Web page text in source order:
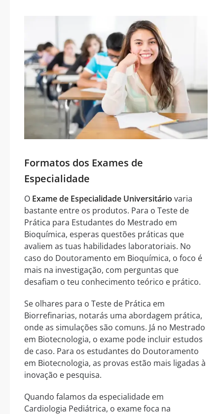
Formatos dos Exames de
Especialidade
O Exame de Especialidade Universitário varia
bastante entre os produtos. Para o Teste de
Prática para Estudantes do Mestrado em
Bioquímica, esperas questões práticas que
avaliem as tuas habilidades laboratoriais. No
caso do Doutoramento em Bioquímica, o foco é
mais na investigação, com perguntas que
desafiam o teu conhecimento teórico e prático.
Se olhares para o Teste de Prática em
Biorrefinarias, notarás uma abordagem prática,
onde as simulações são comuns. Já no Mestrado
em Biotecnologia, o exame pode incluir estudos
de caso. Para os estudantes do Doutoramento
em Biotecnologia, as provas estão mais ligadas à
inovação e pesquisa.
Quando falamos da especialidade em
Cardiologia Pediátrica, o exame foca na